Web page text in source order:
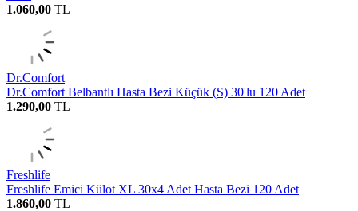
1.060,00 TL
Dr.Comfort
Dr.Comfort Belbantlı Hasta Bezi Küçük (S) 30'lu 120 Adet
1.290,00 TL
Freshlife
Freshlife Emici Külot XL 30x4 Adet Hasta Bezi 120 Adet
1.860,00 TL